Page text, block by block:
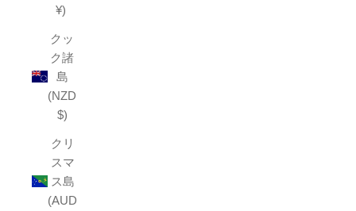
¥)
クッ
ク諸
島
(NZD
$)
クリ
スマ
ス島
(AUD